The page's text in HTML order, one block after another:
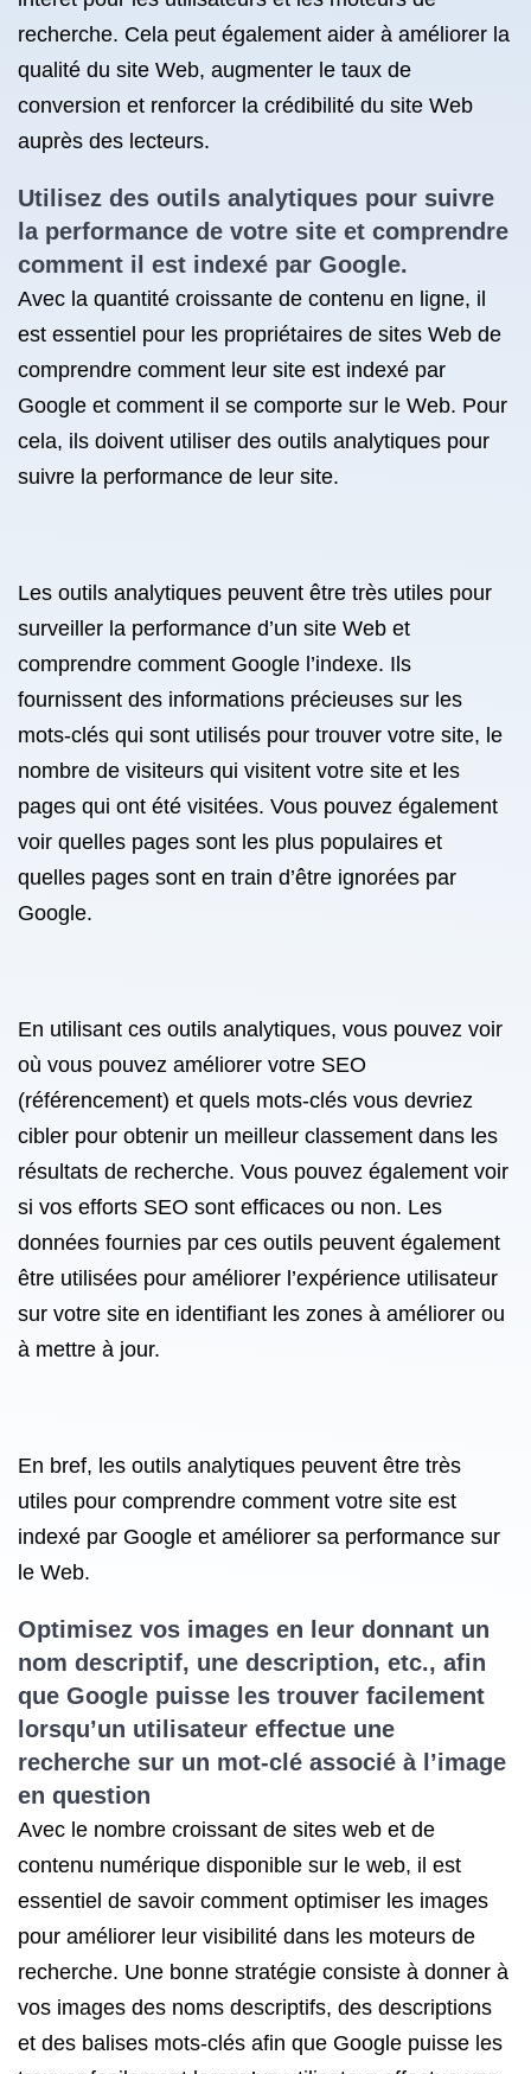
recherche. Cela peut également aider à améliorer la
qualité du site Web, augmenter le taux de
conversion et renforcer la crédibilité du site Web
auprès des lecteurs.
Utilisez des outils analytiques pour suivre
la performance de votre site et comprendre
comment il est indexé par Google.
Avec la quantité croissante de contenu en ligne, il
est essentiel pour les propriétaires de sites Web de
comprendre comment leur site est indexé par
Google et comment il se comporte sur le Web. Pour
cela, ils doivent utiliser des outils analytiques pour
suivre la performance de leur site.
Les outils analytiques peuvent être très utiles pour
surveiller la performance d’un site Web et
comprendre comment Google l’indexe. Ils
fournissent des informations précieuses sur les
mots-clés qui sont utilisés pour trouver votre site, le
nombre de visiteurs qui visitent votre site et les
pages qui ont été visitées. Vous pouvez également
voir quelles pages sont les plus populaires et
quelles pages sont en train d’être ignorées par
Google.
En utilisant ces outils analytiques, vous pouvez voir
où vous pouvez améliorer votre SEO
(référencement) et quels mots-clés vous devriez
cibler pour obtenir un meilleur classement dans les
résultats de recherche. Vous pouvez également voir
si vos efforts SEO sont efficaces ou non. Les
données fournies par ces outils peuvent également
être utilisées pour améliorer l’expérience utilisateur
sur votre site en identifiant les zones à améliorer ou
à mettre à jour.
En bref, les outils analytiques peuvent être très
utiles pour comprendre comment votre site est
indexé par Google et améliorer sa performance sur
le Web.
Optimisez vos images en leur donnant un
nom descriptif, une description, etc., afin
que Google puisse les trouver facilement
lorsqu’un utilisateur effectue une
recherche sur un mot-clé associé à l’image
en question
Avec le nombre croissant de sites web et de
contenu numérique disponible sur le web, il est
essentiel de savoir comment optimiser les images
pour améliorer leur visibilité dans les moteurs de
recherche. Une bonne stratégie consiste à donner à
vos images des noms descriptifs, des descriptions
et des balises mots-clés afin que Google puisse les